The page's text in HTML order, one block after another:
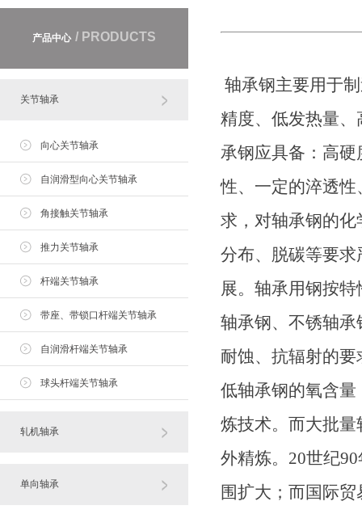
产品中心 / PRODUCTS
关节轴承
向心关节轴承
自润滑型向心关节轴承
角接触关节轴承
推力关节轴承
杆端关节轴承
带座、带锁口杆端关节轴承
自润滑杆端关节轴承
球头杆端关节轴承
轧机轴承
单向轴承
轴承钢主要用于
精度、低发热量
承钢应具备：高
性、一定的淬透
求，对轴承钢的
分布、脱碳等要
展。轴承用钢按
轴承钢、不锈轴
耐蚀、抗辐射的
低轴承钢的氧含
炼技术。而大批
外精炼。20世纪
围扩大；而国际